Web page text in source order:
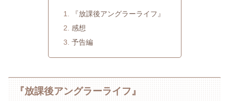
『放課後アングラーライフ』
感想
予告編
『放課後アングラーライフ』